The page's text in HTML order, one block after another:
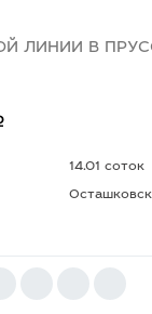
ЛИНИИ В
14.01 соток